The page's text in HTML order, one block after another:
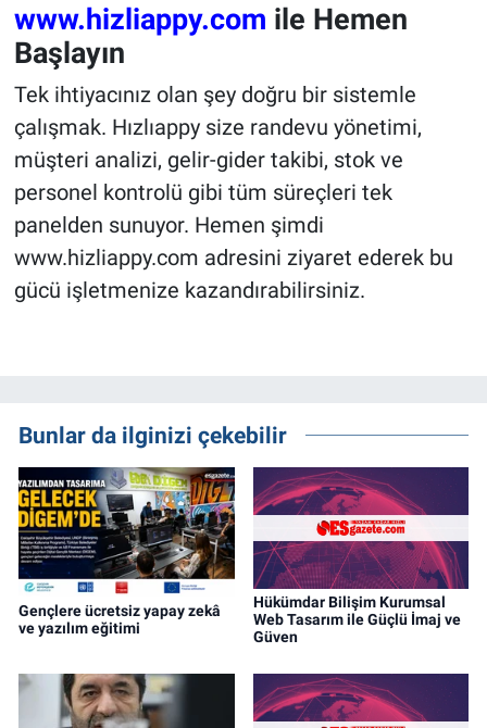
www.hizliappy.com ile Hemen
Başlayın
Tek ihtiyacınız olan şey doğru bir sistemle
çalışmak. Hızlıappy size randevu yönetimi,
müşteri analizi, gelir-gider takibi, stok ve
personel kontrolü gibi tüm süreçleri tek
panelden sunuyor. Hemen şimdi
www.hizliappy.com adresini ziyaret ederek bu
gücü işletmenize kazandırabilirsiniz.
Bunlar da ilginizi çekebilir
Gençlere ücretsiz yapay zekâ
ve yazılım eğitimi
Hükümdar Bilişim Kurumsal
Web Tasarım ile Güçlü İmaj ve
Güven